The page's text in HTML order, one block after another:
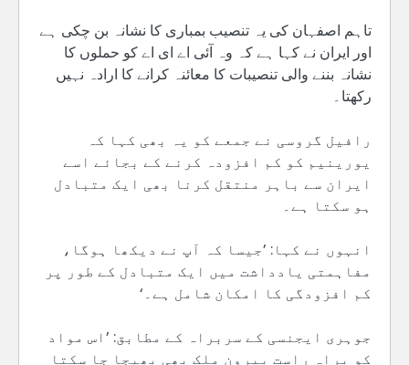
تاہم اصفہان کی یہ تنصیب بمباری کا نشانہ بن چکی ہے
اور ایران نے کہا ہے کہ وہ آئی اے ای اے کو حملوں کا
نشانہ بننے والی تنصیبات کا معائنہ کرانے کا ارادہ نہیں
رکھتا۔
رافیل گروسی نے جمعے کو یہ بھی کہا کہ
یورینیم کو کم افزودہ کرنے کے بجائے اسے
ایران سے باہر منتقل کرنا بھی ایک متبادل
ہو سکتا ہے۔
انہوں نے کہا: ’جیسا کہ آپ نے دیکھا ہوگا،
مفاہمتی یادداشت میں ایک متبادل کے طور پر
کم افزودگی کا امکان شامل ہے۔‘
جوہری ایجنسی کے سربراہ کے مطابق: ’اس مواد
کو براہِ راست بیرونِ ملک بھی بھیجا جا سکتا